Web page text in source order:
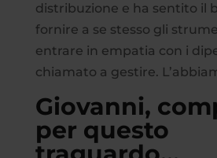
distribuzione e ha sentito il
fornire a se stesso gli
entrare in empatia con i
chiamato a gestire.
Giovanni,
per questo